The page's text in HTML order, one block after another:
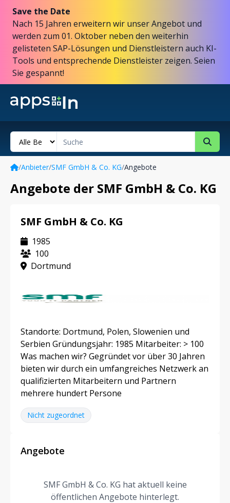
Save the Date
Nach 15 Jahren erweitern wir unser Angebot und
werden zum 01. Oktober neben den weiterhin
gelisteten SAP-Lösungen und Dienstleistern auch KI-
Tools und entsprechende Dienstleister zeigen. Seien
Sie gespannt!
/Anbieter/SMF GmbH & Co. KG/Angebote
Angebote der SMF GmbH & Co. KG
SMF GmbH & Co. KG
1985
100
Dortmund
Standorte: Dortmund, Polen, Slowenien und
Serbien Gründungsjahr: 1985 Mitarbeiter: > 100
Was machen wir? Gegründet vor über 30 Jahren
bieten wir durch ein umfangreiches Netzwerk an
qualifizierten Mitarbeitern und Partnern
mehrere hundert Persone
Nicht zugeordnet
Angebote
SMF GmbH & Co. KG hat aktuell keine
öffentlichen Angebote hinterlegt.